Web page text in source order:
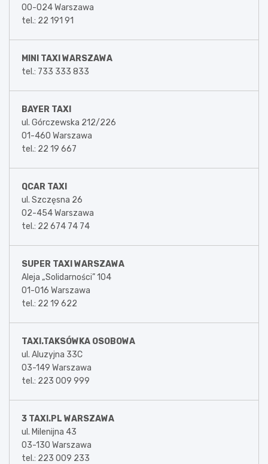
00-024 Warszawa
tel.: 22 191 91
MINI TAXI WARSZAWA
tel.: 733 333 833
BAYER TAXI
ul. Górczewska 212/226
01-460 Warszawa
tel.: 22 19 667
QCAR TAXI
ul. Szczęsna 26
02-454 Warszawa
tel.: 22 674 74 74
SUPER TAXI WARSZAWA
Aleja „Solidarności” 104
01-016 Warszawa
tel.: 22 19 622
TAXI.TAKSÓWKA OSOBOWA
ul. Aluzyjna 33C
03-149 Warszawa
tel.: 223 009 999
3 TAXI.PL WARSZAWA
ul. Milenijna 43
03-130 Warszawa
tel.: 223 009 233